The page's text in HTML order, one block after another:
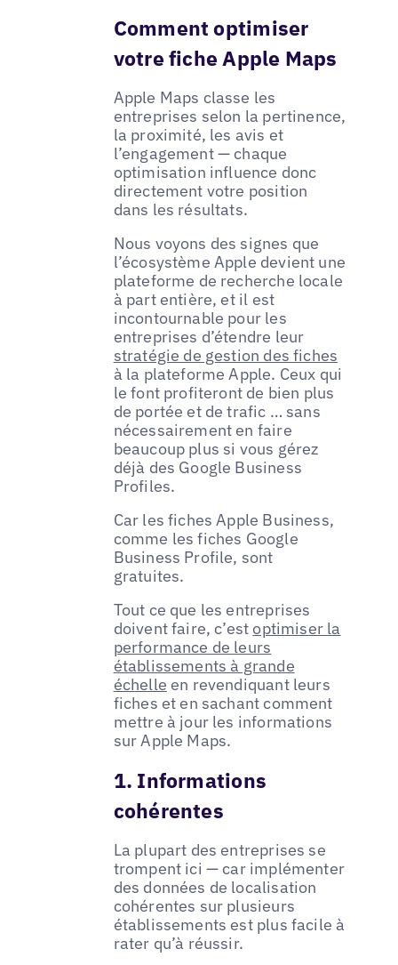
Comment optimiser
votre fiche Apple Maps
Apple Maps classe les
entreprises selon la pertinence,
la proximité, les avis et
l’engagement — chaque
optimisation influence donc
directement votre position
dans les résultats.
Nous voyons des signes que
l’écosystème Apple devient une
plateforme de recherche locale
à part entière, et il est
incontournable pour les
entreprises d’étendre leur
stratégie de gestion des fiches
à la plateforme Apple. Ceux qui
le font profiteront de bien plus
de portée et de trafic … sans
nécessairement en faire
beaucoup plus si vous gérez
déjà des Google Business
Profiles.
Car les fiches Apple Business,
comme les fiches Google
Business Profile, sont
gratuites.
Tout ce que les entreprises
doivent faire, c’est optimiser la
performance de leurs
établissements à grande
échelle en revendiquant leurs
fiches et en sachant comment
mettre à jour les informations
sur Apple Maps.
1. Informations
cohérentes
La plupart des entreprises se
trompent ici — car implémenter
des données de localisation
cohérentes sur plusieurs
établissements est plus facile à
rater qu’à réussir.